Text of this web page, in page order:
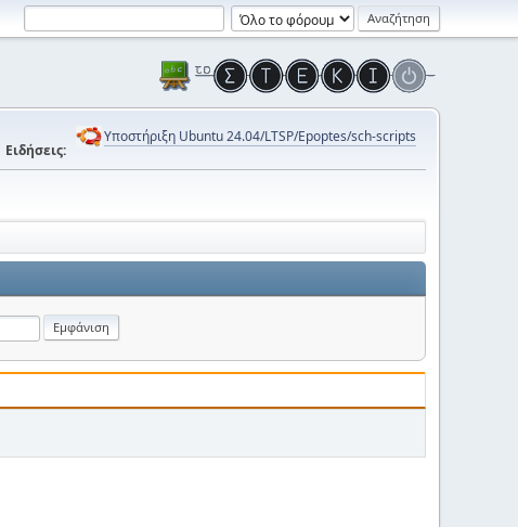
Ειδήσεις:
Υποστήριξη Ubuntu 24.04/LTSP/Epoptes/sch-scripts